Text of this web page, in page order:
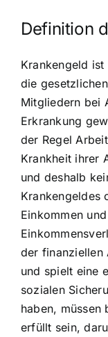
Definition
Krankengeld
die
Mitgliedern bei
Erkrankung
der Regel
Krankheit ihrer
und deshalb
Krankengeldes
Einkommen
der finanziellen
und spielt eine
sozialen
haben, müssen
erfüllt sein,